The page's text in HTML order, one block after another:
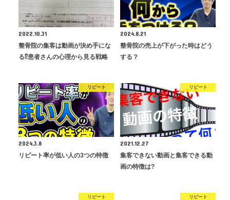
2022.10.31
整骨院の集客は動画が決め手にな
る⁉患者さんの心理から見る戦略
2024.8.21
整骨院の売上が下がった時はどう
する？
リピート
2024.3.8
リピート率が低い人の3つの特徴
リピート
2021.12.27
集客できない動画と集客できる動
画の特徴は?
リピート リピート